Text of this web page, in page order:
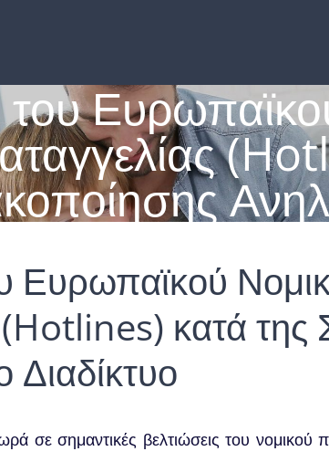
Ευρωπαϊκού
κατά της
σημαντικές βελτιώσεις του νομικού